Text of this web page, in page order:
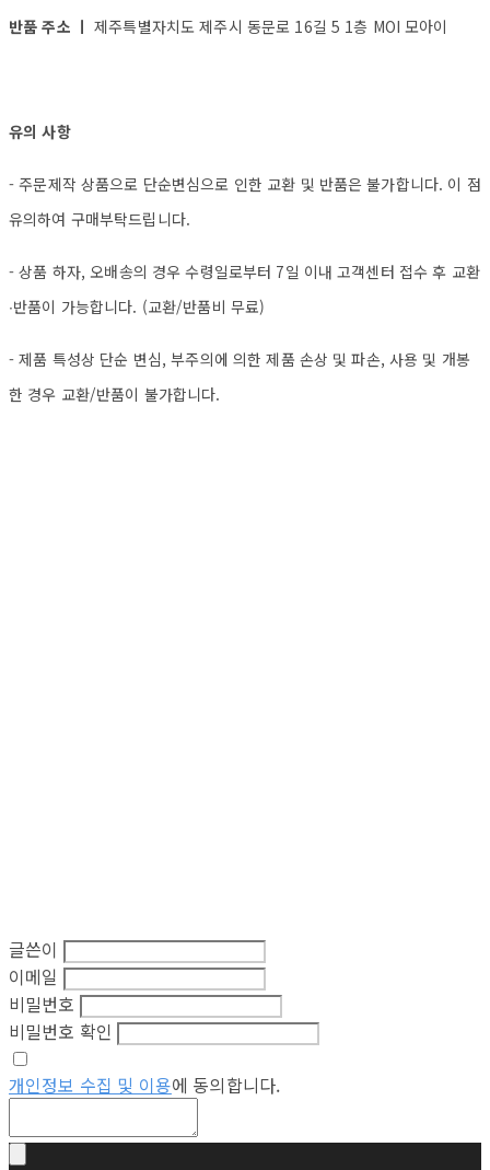
반품 주소 ㅣ제주특별자치도 제주시 동문로 16길 5 1층 MOI 모아이
유의 사항
- 주문제작 상품으로 단순변심으로 인한 교환 및 반품은 불가합니다. 이 점
유의하여 구매부탁드립니다.
- 상품 하자, 오배송의 경우 수령일로부터 7일 이내 고객센터 접수 후 교환
∙반품이 가능합니다. (교환/반품비 무료)
- 제품 특성상 단순 변심, 부주의에 의한 제품 손상 및 파손, 사용 및 개봉
한 경우 교환/반품이 불가합니다.
글쓴이
이메일
비밀번호
비밀번호 확인
개인정보 수집 및 이용에 동의합니다.